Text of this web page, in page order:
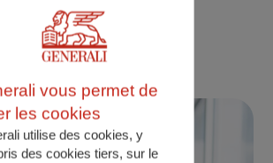
étape
choisir Generali ?
vous permet de
les cookies
utilise des cookies, y
des cookies tiers, sur le